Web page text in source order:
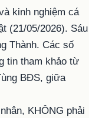
kinh nghiệm cá
(21/05/2026). Sáu
Thành. Các số
tin tham khảo từ
BĐS, giữa
KHÔNG phải